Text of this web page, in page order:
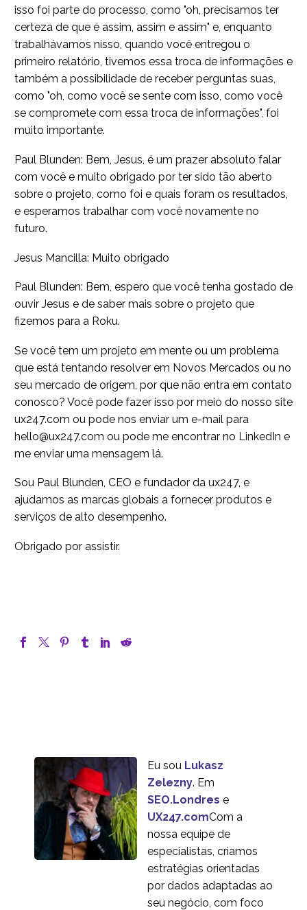
isso foi parte do processo, como "oh, precisamos ter
certeza de que é assim, assim e assim" e, enquanto
trabalhávamos nisso, quando você entregou o
primeiro relatório, tivemos essa troca de informações e
também a possibilidade de receber perguntas suas,
como "oh, como você se sente com isso, como você
se compromete com essa troca de informações", foi
muito importante.
Paul Blunden: Bem, Jesus, é um prazer absoluto falar
com você e muito obrigado por ter sido tão aberto
sobre o projeto, como foi e quais foram os resultados,
e esperamos trabalhar com você novamente no
futuro.
Jesus Mancilla: Muito obrigado
Paul Blunden: Bem, espero que você tenha gostado de
ouvir Jesus e de saber mais sobre o projeto que
fizemos para a Roku.
Se você tem um projeto em mente ou um problema
que está tentando resolver em Novos Mercados ou no
seu mercado de origem, por que não entra em contato
conosco? Você pode fazer isso por meio do nosso site
ux247.com ou pode nos enviar um e-mail para
hello@ux247.com ou pode me encontrar no LinkedIn e
me enviar uma mensagem lá.
Sou Paul Blunden, CEO e fundador da ux247, e
ajudamos as marcas globais a fornecer produtos e
serviços de alto desempenho.
Obrigado por assistir.
Eu sou Lukasz
Zelezny. Em
SEO.Londres e
UX247.comCom a
nossa equipe de
especialistas, criamos
estratégias orientadas
por dados adaptadas ao
seu negócio, com foco